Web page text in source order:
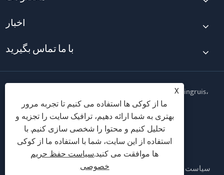
اخبار
با ما تماس بگیرید
Follow Us
RSS XML سیاست حفظ حریم خصوصی
X
ما از کوکی ها استفاده می کنیم تا تجربه مرور
بهتری به شما ارائه دهیم، ترافیک سایت را تجزیه و
تحلیل کنیم و محتوا را شخصی سازی کنیم. با
استفاده از این سایت، شما با استفاده ما از کوکی
ها موافقت می کنید.سیاست حفظ حریم
خصوصی